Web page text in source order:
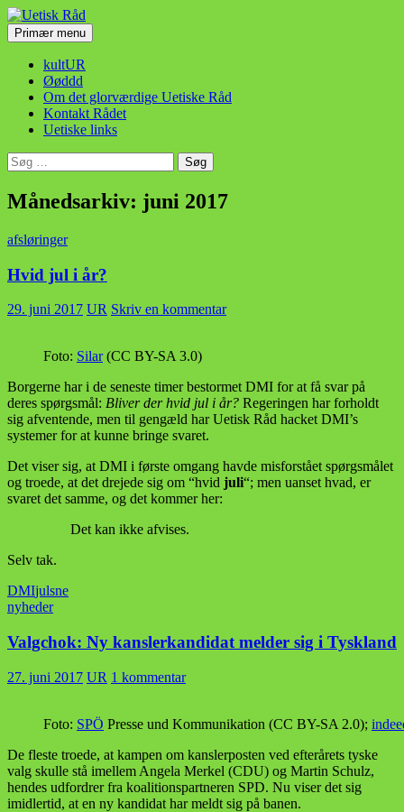
Hop
til
indhold
Uetisk Råd
SøgPrimær menu
kultUR
Øøddd
Om det glorværdige Uetiske Råd
Kontakt Rådet
Uetiske links
Søg
efter:
Månedsarkiv: juni 2017
afsløringer
Hvid jul i år?
29. juni 2017 UR Skriv en kommentar
Foto: Silar(CC BY-SA 3.0)
Borgerne har i de seneste timer bestormet DMI for at få svar på
deres spørgsmål: Bliver der hvid jul i år? Regeringen har forholdt
sig afventende, men til gengæld har Uetisk Råd hacket DMI’s
systemer for at kunne bringe svaret.
Det viser sig, at DMI i første omgang havde misforstået spørgsmålet
og troede, at det drejede sig om “hvid juli“; men uanset hvad, er
svaret det samme, og det kommer her:
Det kan ikke afvises.
Selv tak.
DMIjulsne
nyheder
Valgchok: Ny kanslerkandidat melder sig i Tyskland
27. juni 2017 UR 1 kommentar
Foto: SPÖ Presse und Kommunikation (CC BY-SA 2.0);
De fleste troede, at kampen om kanslerposten ved efterårets tyske
valg skulle stå imellem Angela Merkel (CDU) og Martin Schulz,
hendes udfordrer fra koalitionspartneren SPD. Nu viser det sig
imidlertid, at en ny kandidat har meldt sig på banen.